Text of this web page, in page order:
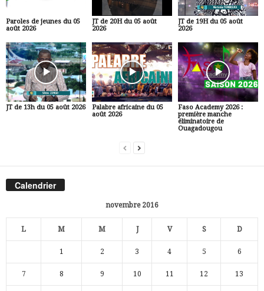
Paroles de jeunes du 05
août 2026
JT de 20H du 05 août
2026
JT de 19H du 05 août
2026
JT de 13h du 05 août 2026
Palabre africaine du 05
août 2026
Faso Academy 2026 :
première manche
éliminatoire de
Ouagadougou
Calendrier
novembre 2016
L M M J V S D
1 2 3 4 5 6
7 8 9 10 11 12 13